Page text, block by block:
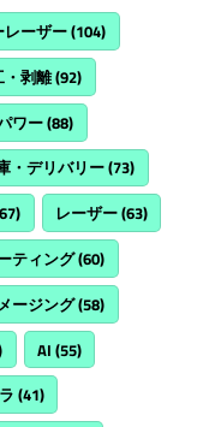
レーザー(104)
・剥離(92)
ワー(88)
・デリバリー(73)
レーザー(63)
ティング(60)
ージング(58)
AI (55)
(41)